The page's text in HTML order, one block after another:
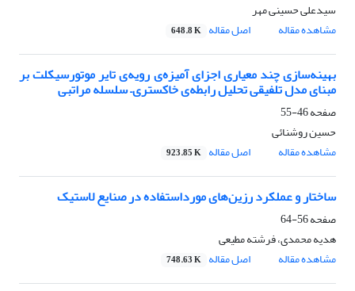
سیدعلی حسینی مهر
مشاهده مقاله
اصل مقاله 648.8 K
بهینه‌سازی چند معیاری اجزای آمیزه‌ی رویه‌ی تایر موتورسیکلت بر
مبنای مدل تلفیقی تحلیل رابطه‌ی خاکستری– سلسله مراتبی
صفحه46-55
حسین روشنائی
مشاهده مقاله
اصل مقاله 923.85 K
ساختار و عملکرد رزین‌های مورداستفاده در صنایع لاستیک
صفحه56-64
هدیه محمدی، فرشته مطیعی
مشاهده مقاله
اصل مقاله 748.63 K